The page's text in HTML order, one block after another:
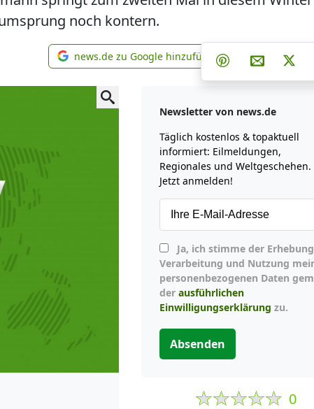
noch kontern.
news.de zu Google hinzufügen
news.de zu Google hinzufügen Teilen auf
Teilen auf
Per E-
Newsletter von news.de
Täglich kostenlos & topaktuell
informiert: Eilmeldungen,
Regionales und Weltgeschehen.
Jetzt anmelden!
Verarbeitung und Nutzung
personenbezogenen Daten
der ausführlichen
Einwilligungserklärung zu.
Absenden
0